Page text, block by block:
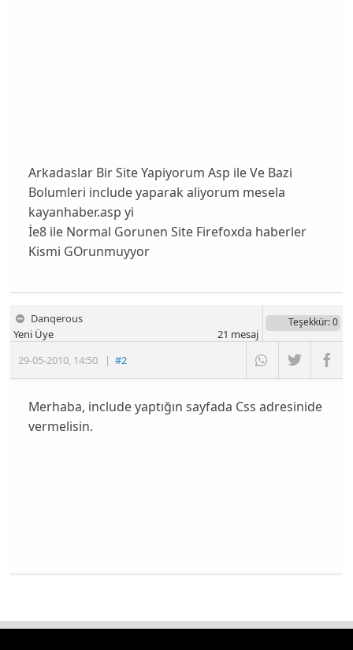
Arkadaslar Bir Site Yapiyorum Asp ile Ve Bazi
Bolumleri include yaparak aliyorum mesela
kayanhaber.asp yi
İe8 ile Normal Gorunen Site Firefoxda haberler
Kismi GOrunmuyyor
Danqerous
29-05-2010, 14:50 |#2
Yeni Üye
Teşekkür: 0
21 mesaj
Merhaba, include yaptığın sayfada Css adresinide
vermelisin.